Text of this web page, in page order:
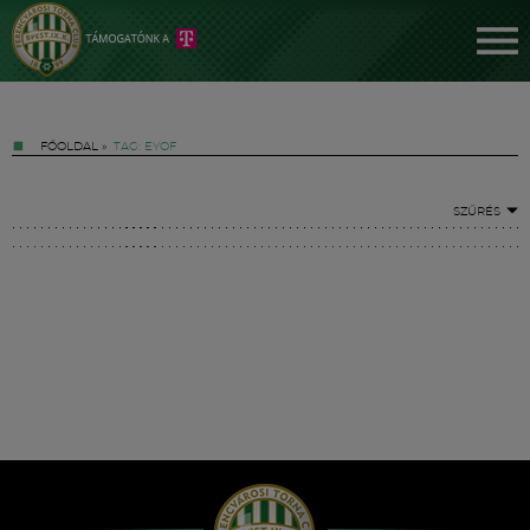
FŐOLDAL » TAG: EYOF
SZŰRÉS
Hírek